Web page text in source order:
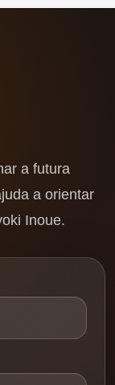
a futura
a orientar
Inoue.